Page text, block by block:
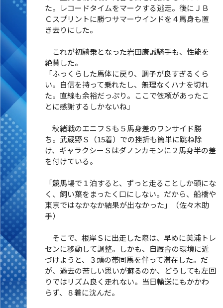
た。レコードタイムをマークする逃走。後にＪＢ
Ｃスプリントに勝つサマーウインドを４馬身も置
き去りにした。
これが初騎乗となった岩田康誠騎手も、性能を
絶賛した。
「ふっくらした馬体に戻り、調子が良すぎるくら
い。自信を持って乗れたし、無理なくハナを切れ
た。直線も余裕だっぷり。ここで依頼があったこ
とに感謝するしかないね」
秋緒戦のエニフＳも５馬身差のワンサイド勝
ち。武蔵野Ｓ（15着）での挫折も簡単に跳ね除
け、ギャラクシーＳはダノンカモンに２馬身半の差
を付けている。
「競馬場で１泊すると、ずっと走ることしか頭にな
く、飼い葉をまったく口にしない。だから、船橋や
東京ではなかなか結果が出なかった」（佐々木助
手）
そこで、根岸Ｓに出走した際は、早めに美浦トレ
センに移動して調整。しかも、自厩舎の環境に近
づけようと、３頭の帯同馬を伴って滞在した。だ
が、過去の苦しい思いが蘇るのか、どうしても左回
りではリズム良く走れない。当日輸送にもかかわ
らず、８着に沈んだ。